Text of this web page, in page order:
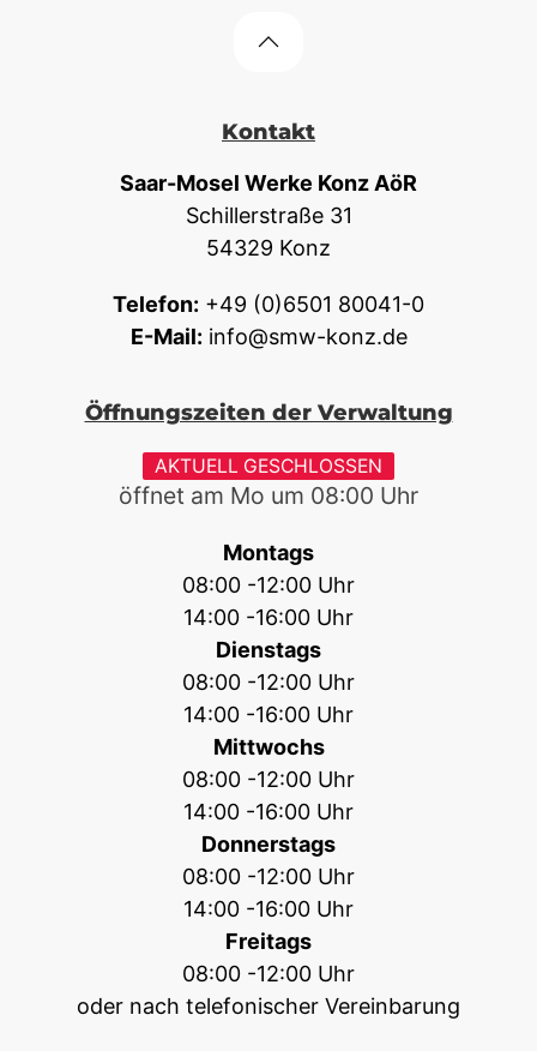
Kontakt
Saar-Mosel Werke Konz AöR
Schillerstraße 31
54329 Konz
Telefon: +49 (0)6501 80041-0
E-Mail: info@smw-konz.de
Öffnungszeiten der Verwaltung
AKTUELL GESCHLOSSEN
öffnet am Mo um 08:00 Uhr
Montags
08:00 -12:00 Uhr
14:00 -16:00 Uhr
Dienstags
08:00 -12:00 Uhr
14:00 -16:00 Uhr
Mittwochs
08:00 -12:00 Uhr
14:00 -16:00 Uhr
Donnerstags
08:00 -12:00 Uhr
14:00 -16:00 Uhr
Freitags
08:00 -12:00 Uhr
oder nach telefonischer Vereinbarung